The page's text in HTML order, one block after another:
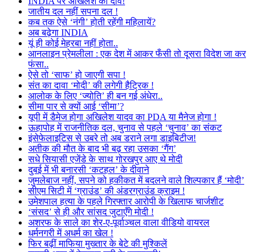
जातीय दल नहीं सपना दल !
कब तक ऐसे ‘नंगी’ होती रहेंगी महिलायें?
अब बढ़ेगा INDIA
यूं ही कोई मेहरबा नहीं होता..
आनलाइन प्रेमलीला : एक देश में आकर फँसी तो दूसरा विदेश जा कर
फंसा..
ऐसे तो ‘साफ’ हो जाएगी सपा !
संत का दावा ‘मोदी’ की लगेगी हैट्रिक !
आलोक के लिए ‘ज्योति’ ही बन गई अंधेरा..
सीमा पार से क्यों आई ‘सीमा’?
यूपी में डैमेज होगा अखिलेश यादव का PDA या मैनेज होगा !
ऊहापोह में राजनीतिक दल, चुनाव से पहले ‘चुनाव’ का संकट
इंसेफेलाइटिस से उबरे तो अब डराने लगा डाइबिटीज!
अतीक की मौत के बाद भी बढ़ रहा उसका ‘गैंग’
सधे सियासी एजेंडे के साथ गोरखपुर आए थे मोदी
दुबई में भी बनारसी ‘कटहल’ के दीवाने
जुमलेबाज नहीं, सपने को हकीकत में बदलने वाले शिल्पकार हैं ‘मोदी’
सीएम सिटी में ‘ग्राउंड’ की अंडरग्राउंड क्राइम !
उमेशपाल हत्या के पहले गिरफ्तार आरोपी के खिलाफ चार्जशीट
‘संसद’ से ही और सांसद जुटाएँगे मोदी !
अशरफ के साले का शेर-ए-पूर्वाञ्चल वाला वीडियो वायरल
धर्मनगरी में अधर्म का खेल !
फिर बढ़ीं माफिया मुख्तार के बेटे की मुश्किलें